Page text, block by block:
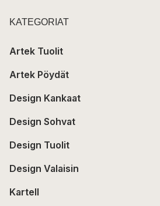
KATEGORIAT
Artek Tuolit
Artek Pöydät
Design Kankaat
Design Sohvat
Design Tuolit
Design Valaisin
Kartell